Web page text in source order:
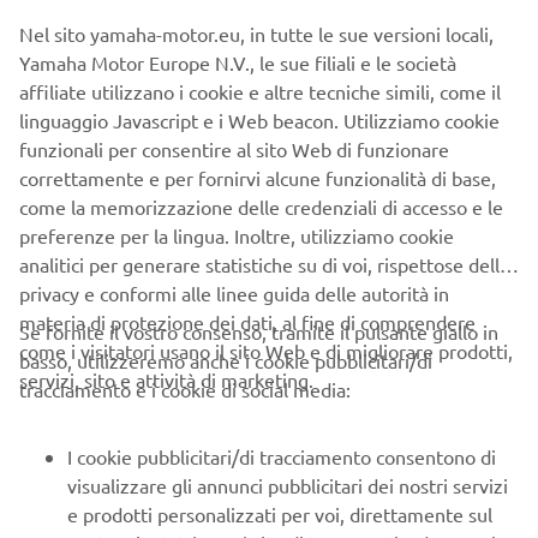
*NMAX 125 Annuncio promozionale. Esempio di
finanziamento: YAMAHA - NMAX 125 Prezzo €3.599 f.c
anticipo €370; importo totale del credito €3.382,08, da
restituire in 36 rate mensili ognuna da €68,79 ed un VFG pari
alla maxi rata finale di €1.619,55; importo totale dovuto dal
consumatore €4.221,07. TAN 5,12% (tasso fisso) – TAEG 9,98%
(tasso fisso). Spese comprese nel costo totale del credito:
interessi €463,91, di cui €46,44 quali interessi di
preammortamento, istruttoria €250, incasso rata €3 cad. a
mezzo SDD, produzione e invio lettera conferma contratto €1;
comunicazione periodica annuale €1 cad.; imposta sostitutiva
contrattuali ed economiche nelle “Informazioni europee di
base sul credito ai consumatori” presso i concessionari e sul
sito www.santanderconsumer.it, sez. Trasparenza. Salvo
Nel sito yamaha-motor.eu, in tutte le sue versioni locali,
Yamaha Motor Europe N.V., le sue filiali e le società
affiliate utilizzano i cookie e altre tecniche simili, come il
linguaggio Javascript e i Web beacon. Utilizziamo cookie
funzionali per consentire al sito Web di funzionare
correttamente e per fornirvi alcune funzionalità di base,
come la memorizzazione delle credenziali di accesso e le
preferenze per la lingua. Inoltre, utilizziamo cookie
analitici per generare statistiche su di voi, rispettose della
privacy e conformi alle linee guida delle autorità in
materia di protezione dei dati, al fine di comprendere
come i visitatori usano il sito Web e di migliorare prodotti,
servizi, sito e attività di marketing.
Se fornite il vostro consenso, tramite il pulsante giallo in
basso, utilizzeremo anche i cookie pubblicitari/di
tracciamento e i cookie di social media:
I cookie pubblicitari/di tracciamento consentono di
visualizzare gli annunci pubblicitari dei nostri servizi
e prodotti personalizzati per voi, direttamente sul